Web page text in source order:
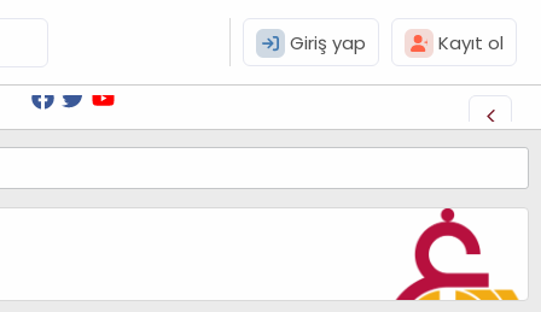
Giriş yap Kayıt ol